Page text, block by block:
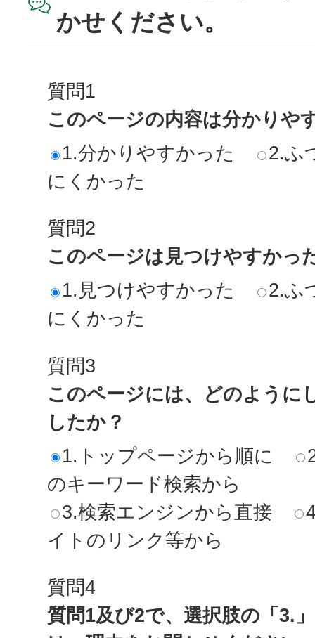
かせください。
質問1
このページの内容は分かりや
1.分かりやすかった
2.ふ
にくかった
質問2
このページは見つけやすかっ
1.見つけやすかった
2.ふ
にくかった
質問3
このページには、どのように
したか？
1.トップページから順に
のキーワード検索から
3.検索エンジンから直接
イトのリンク等から
質問4
質問1及び2で、選択肢の「3.